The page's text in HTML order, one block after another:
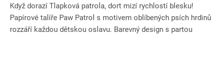
Když dorazí Tlapková patrola, dort mizí rychlostí blesku!
Papírové talíře Paw Patrol s motivem oblíbených psích hrdinů
rozzáří každou dětskou oslavu. Barevný design s partou